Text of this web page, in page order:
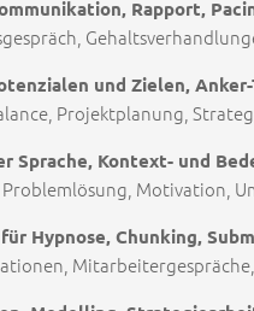
Rapport,
und Zielen,
Projektplanung,
Sprache, Kontext- und
Motivation,
Hypnose, Chunking,
Mitarbeitergespräche,